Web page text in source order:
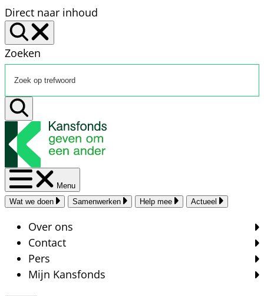
Direct naar inhoud
Zoeken
Menu
Wat we doen
Samenwerken Help mee Actueel
Over ons
Contact
Pers
Mijn Kansfonds